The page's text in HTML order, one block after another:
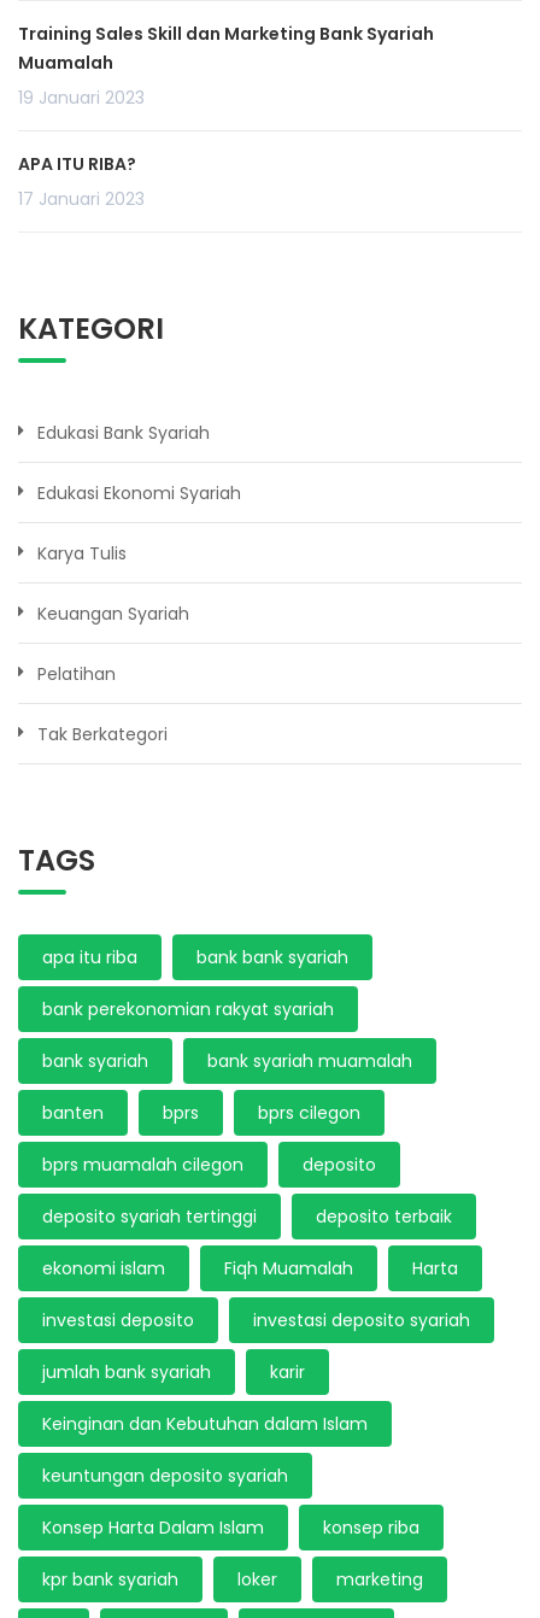
Training Sales Skill dan Marketing Bank Syariah
Muamalah
19 Januari 2023
APA ITU RIBA?
17 Januari 2023
KATEGORI
Edukasi Bank Syariah
Edukasi Ekonomi Syariah
Karya Tulis
Keuangan Syariah
Pelatihan
Tak Berkategori
TAGS
apa itu riba bank bank syariah
bank perekonomian rakyat syariah
bank syariah bank syariah muamalah
banten bprs bprs cilegon
bprs muamalah cilegon deposito
deposito syariah tertinggi deposito terbaik
ekonomi islam Fiqh Muamalah Harta
investasi deposito investasi deposito syariah
jumlah bank syariah karir
Keinginan dan Kebutuhan dalam Islam
keuntungan deposito syariah
Konsep Harta Dalam Islam konsep riba
kpr bank syariah loker marketing